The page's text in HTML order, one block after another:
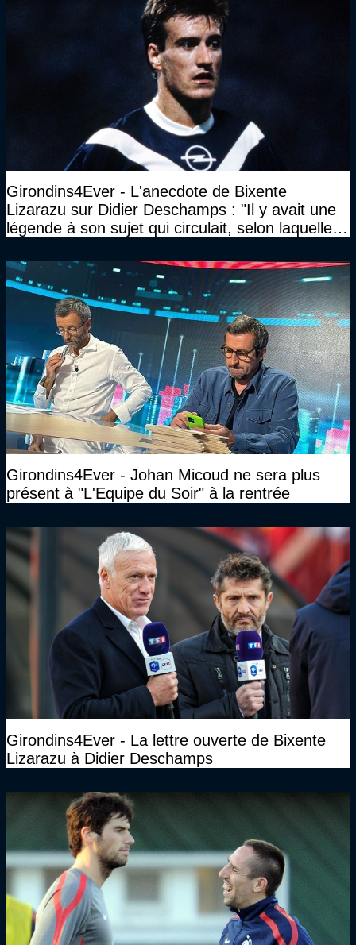
Girondins4Ever - L'anecdote de Bixente
Lizarazu sur Didier Deschamps : "Il y avait une
légende à son sujet qui circulait, selon laquelle il
Girondins4Ever - Johan Micoud ne sera plus
présent à "L'Equipe du Soir" à la rentrée
Girondins4Ever - La lettre ouverte de Bixente
Lizarazu à Didier Deschamps